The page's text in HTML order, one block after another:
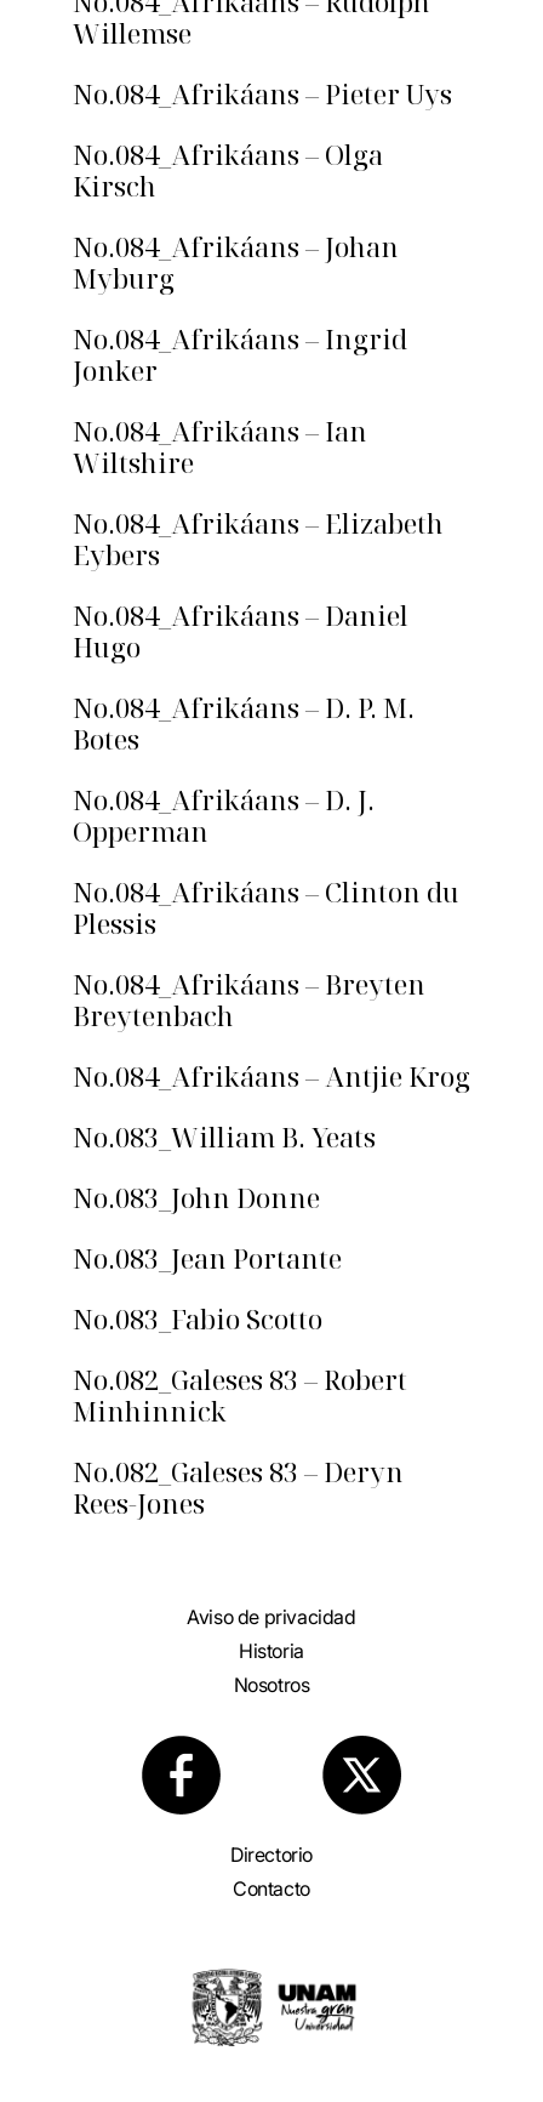
Willemse
No.084_Afrikáans – Pieter Uys
No.084_Afrikáans – Olga
Kirsch
No.084_Afrikáans – Johan
Myburg
No.084_Afrikáans – Ingrid
Jonker
No.084_Afrikáans – Ian
Wiltshire
No.084_Afrikáans – Elizabeth
Eybers
No.084_Afrikáans – Daniel
Hugo
No.084_Afrikáans – D. P. M.
Botes
No.084_Afrikáans – D. J.
Opperman
No.084_Afrikáans – Clinton du
Plessis
No.084_Afrikáans – Breyten
Breytenbach
No.084_Afrikáans – Antjie Krog
No.083_William B. Yeats
No.083_John Donne
No.083_Jean Portante
No.083_Fabio Scotto
No.082_Galeses 83 – Robert
Minhinnick
No.082_Galeses 83 – Deryn
Rees-Jones
Aviso de privacidad
Historia
Nosotros
Directorio
Contacto